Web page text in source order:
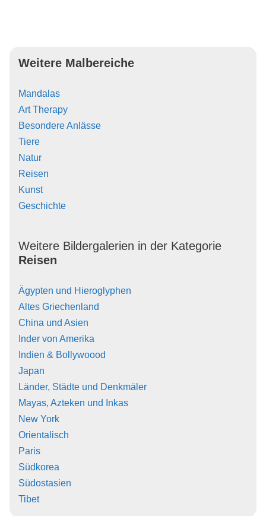
Weitere Malbereiche
Mandalas
Art Therapy
Besondere Anlässe
Tiere
Natur
Reisen
Kunst
Geschichte
Weitere Bildergalerien in der Kategorie
Reisen
Ägypten und Hieroglyphen
Altes Griechenland
China und Asien
Inder von Amerika
Indien & Bollywoood
Japan
Länder, Städte und Denkmäler
Mayas, Azteken und Inkas
New York
Orientalisch
Paris
Südkorea
Südostasien
Tibet